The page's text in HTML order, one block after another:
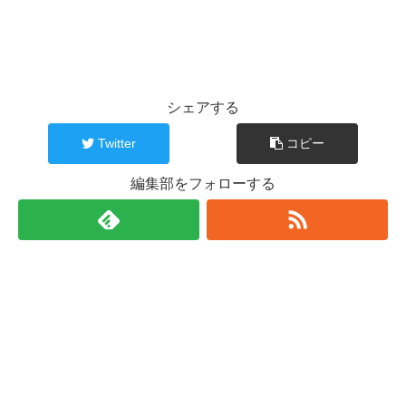
シェアする
Twitter コピー
編集部をフォローする